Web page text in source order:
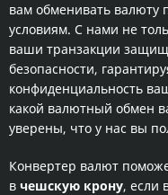
вам обменивать валюту
условиям. С нами не
ваши транзакции
безопасности,
конфиденциальность
какой валютный обмен
уверены, что у нас вы
Конвертер валют
в чешскую крону, если